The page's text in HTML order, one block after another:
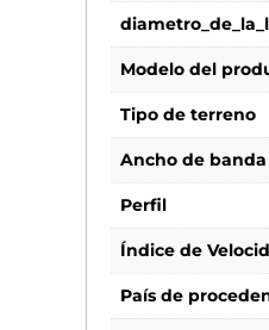
Modelo del
Tipo de terreno
Ancho de banda
Perfil
Índice de
País de